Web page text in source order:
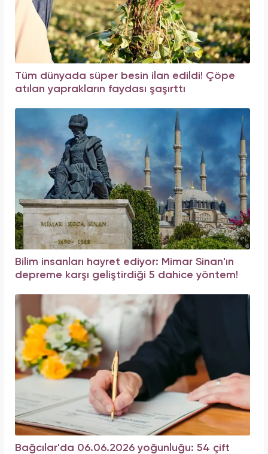
Tüm dünyada süper besin ilan edildi! Çöpe
atılan yaprakların faydası şaşırttı
Bilim insanları hayret ediyor: Mimar Sinan'ın
depreme karşı geliştirdiği 5 dahice yöntem!
Bağcılar'da 06.06.2026 yoğunluğu: 54 çift